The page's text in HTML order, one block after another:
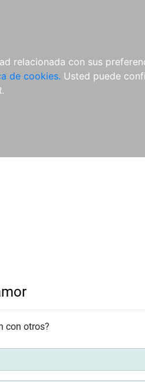
relacionada con sus
de cookies. Usted puede
con otros?